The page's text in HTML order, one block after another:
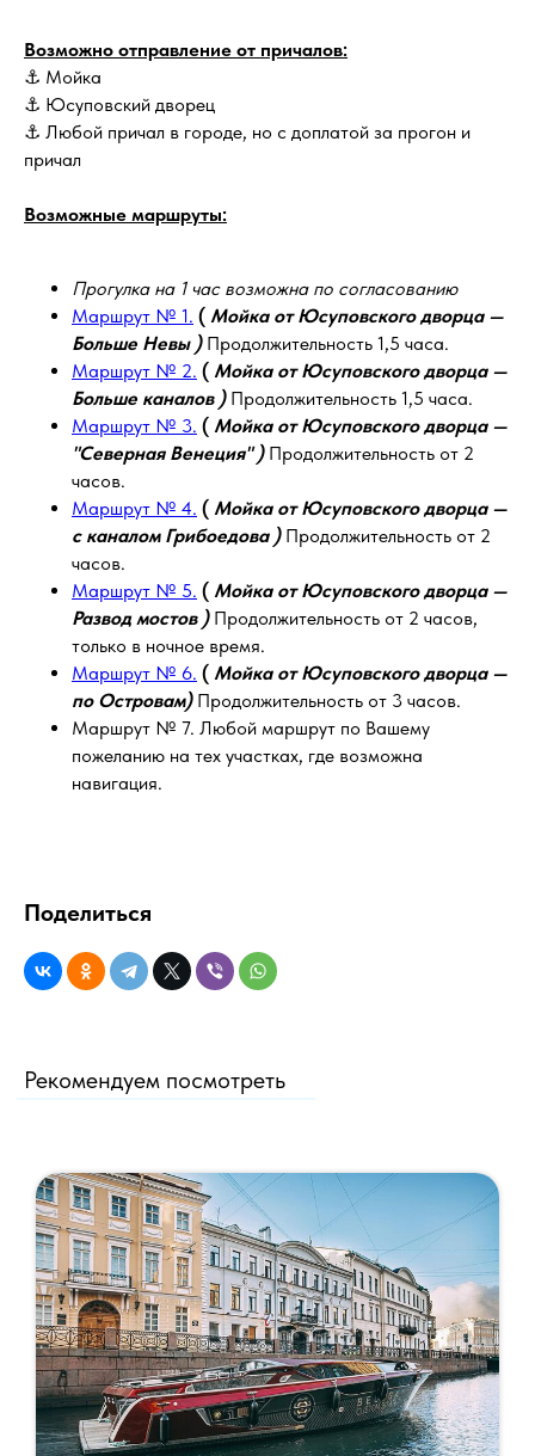
Возможно отправление от причалов:
⚓ Мойка
⚓ Юсуповский дворец
⚓ Любой причал в городе, но с доплатой за прогон и
причал
Возможные маршруты:
Прогулка на 1 час возможна по согласованию
Маршрут № 1. ( Мойка от Юсуповского дворца —
Больше Невы ) Продолжительность 1,5 часа.
Маршрут № 2. ( Мойка от Юсуповского дворца —
Больше каналов ) Продолжительность 1,5 часа.
Маршрут № 3. ( Мойка от Юсуповского дворца —
"Северная Венеция" ) Продолжительность от 2
часов.
Маршрут № 4. ( Мойка от Юсуповского дворца —
с каналом Грибоедова ) Продолжительность от 2
часов.
Маршрут № 5. ( Мойка от Юсуповского дворца —
Развод мостов ) Продолжительность от 2 часов,
только в ночное время.
Маршрут № 6. ( Мойка от Юсуповского дворца —
по Островам)Продолжительность от 3 часов.
Маршрут № 7. Любой маршрут по Вашему
пожеланию на тех участках, где возможна
навигация.
Поделиться
Рекомендуем посмотреть